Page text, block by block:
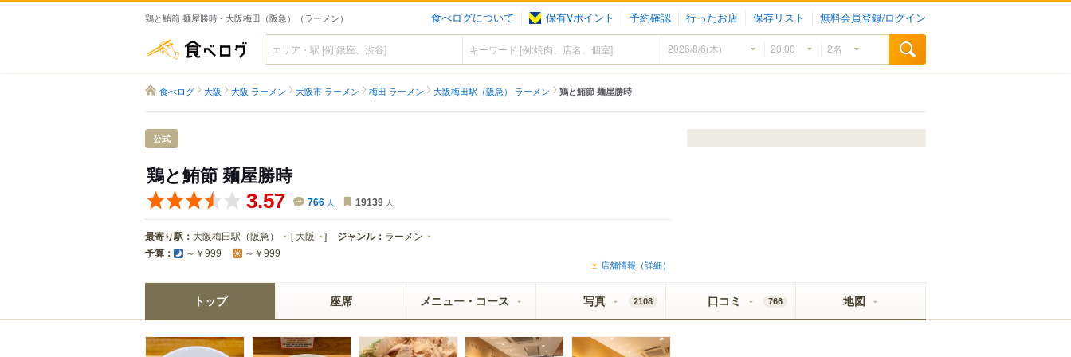
鶏と鮪節 麺屋勝時 - 大阪梅田（阪急）（ラーメン） 食べログについて 保有Vポイント 予約確認 行ったお店 保存リスト 無料会員登録/ログイン
食べログ
食べログ 大阪 大阪 ラーメン 大阪市 ラーメン 梅田 ラーメン 大阪梅田駅（阪急） ラーメン 鶏と鮪節 麺屋勝時
公式
鶏と鮪節 麺屋勝時
3.57 766 人 19139 人
最寄り駅： 大阪梅田駅（阪急） [ 大阪 ] ジャンル： ラーメン
予算： ～￥999 ～￥999
店舗情報（詳細）
トップ 座席 メニュー・コース 写真 2108 口コミ 766 地図